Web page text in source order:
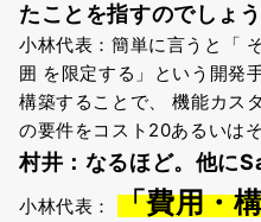
たことを指すのでし ょ
小林代表：簡単に言うと「
囲 を限定する」という開発
構築することで、機能カス
の要件をコスト20あるいは
村井：なるほど。 他に
小林代表： 「費用・